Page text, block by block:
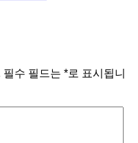
필수 필드는 *로 표시됩니